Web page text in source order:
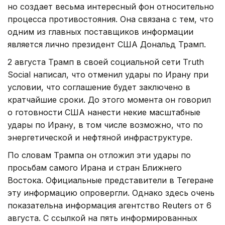
но создает весьма интересный фон относительно
процесса противостояния. Она связана с тем, что
одним из главных поставщиков информации
является лично президент США Дональд Трамп.
2 августа Трамп в своей социальной сети Truth
Social написал, что отменил удары по Ирану при
условии, что соглашение будет заключено в
кратчайшие сроки. До этого момента он говорил
о готовности США нанести некие масштабные
удары по Ирану, в том числе возможно, что по
энергетической и нефтяной инфраструктуре.
По словам Трампа он отложил эти удары по
просьбам самого Ирана и стран Ближнего
Востока. Официальные представители в Тегеране
эту информацию опровергли. Однако здесь очень
показательна информация агентство Reuters от 6
августа. С ссылкой на пять информированных